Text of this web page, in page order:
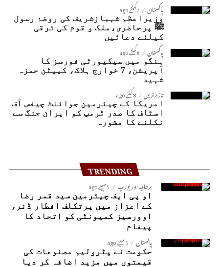
پاکستان 7 گھنٹے ago
وزیراعظم شہبازشریف کی روضۂ رسول
ﷺ پرحاضری،ملک و قوم کی ترقی
کیلئے دعائیں
پاکستان 8 گھنٹے ago
ہنگو میں سیکیورٹی فورسز کا
آپریشن، 7 خوارج ہلاک، کیپٹن حمزہ
شہید
تازہ ترین 8 گھنٹے ago
امریکا کے چیئرمین جوائنٹ چیفس آف
اسٹاف کا صدر ٹرمپ کو ایران جنگ سے
نکلنے کا مشورہ
TRENDING
برطانیہ اور یورپ 5 مہینے ago
او پی ایف چیئرمین سید قمر رضا
کے اعزاز میں پرتکلف افطار ڈنر،
اوورسیز کمیونٹی کو اتحاد کا
پیغام
پاکستان 5 مہینے ago
حکومت نے پٹرولیم مصنوعات کی
قیمتوں میں مزید اضافہ کر دیا